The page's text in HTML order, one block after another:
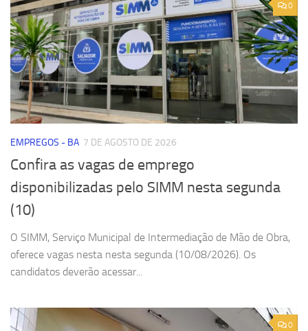
0
EMPREGOS - BA 7 DE AGOSTO DE 2026
Confira as vagas de emprego
disponibilizadas pelo SIMM nesta segunda
(10)
O SIMM, Serviço Municipal de Intermediação de Mão de Obra,
oferece vagas nesta nesta segunda (10/08/2026). Os
candidatos deverão acessar...
0